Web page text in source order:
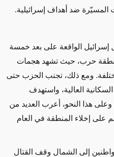
المسيّرة ضد أهداف إسرائيلية.
الواقعة على بعد خمسة
منطقة حرب، حيث تشهد هجمات
ومع ذلك، تجنب الحزب حتى
العالية، واستهدف
وعلى هذا النحو، أعرب العديد من
على إخلاء المنطقة في العام
إلى الشمال وقف القتال